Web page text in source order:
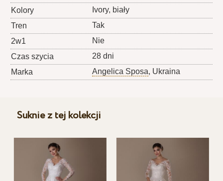
Kolory
Ivory, biały
Tren
Tak
2w1
Nie
Czas szycia
28 dni
Marka
Angelica Sposa, Ukraina
Suknie z tej kolekcji